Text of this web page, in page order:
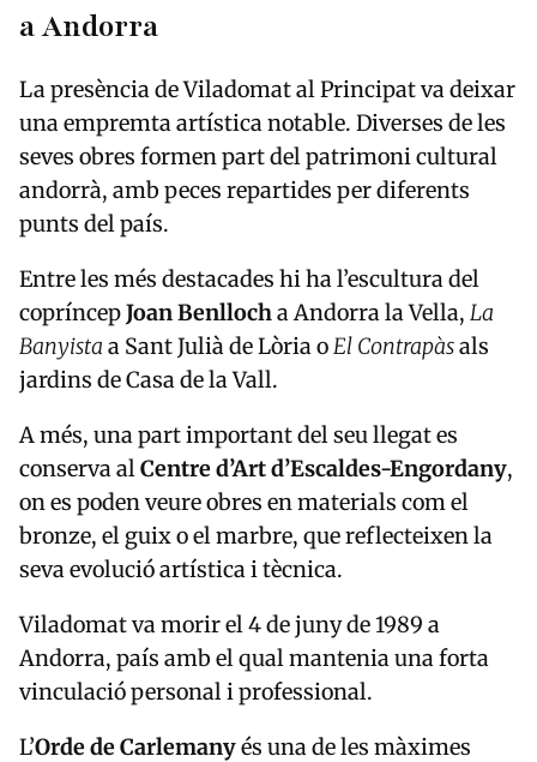
a Andorra
La presència de Viladomat al Principat va deixar
una empremta artística notable. Diverses de les
seves obres formen part del patrimoni cultural
andorrà, amb peces repartides per diferents
punts del país.
Entre les més destacades hi ha l’escultura del
copríncepJoan Benlloch a Andorra la Vella, La
Banyista a Sant Julià de Lòria o El Contrapàsals
jardins de Casa de la Vall.
A més, una part important del seu llegat es
conserva al Centre d’Art d’Escaldes-Engordany,
on es poden veure obres en materials com el
bronze, el guix o el marbre, que reflecteixen la
seva evolució artística i tècnica.
Viladomat va morir el 4 de juny de 1989 a
Andorra, país amb el qual mantenia una forta
vinculació personal i professional.
L’Orde de Carlemanyés una de les màximes